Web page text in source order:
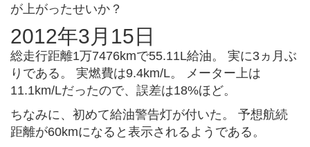
が上がったせいか？
2012年3月15日
総走行距離1万7476kmで55.11L給油。 実に3ヵ月ぶ
りである。 実燃費は9.4km/L。 メーター上は
11.1km/Lだったので、誤差は18%ほど。
ちなみに、初めて給油警告灯が付いた。 予想航続
距離が60kmになると表示されるようである。